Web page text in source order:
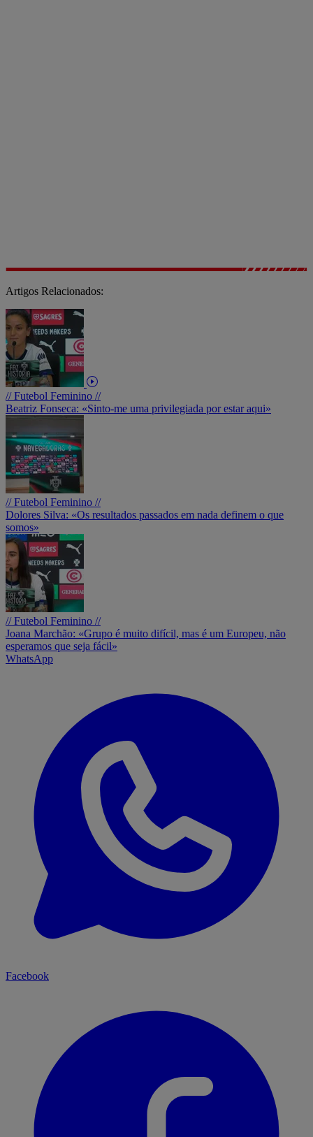
Artigos Relacionados:
// Futebol Feminino //
Beatriz Fonseca: «Sinto-me uma privilegiada por estar aqui»
// Futebol Feminino //
Dolores Silva: «Os resultados passados em nada definem o que
somos»
// Futebol Feminino //
Joana Marchão: «Grupo é muito difícil, mas é um Europeu, não
esperamos que seja fácil»
WhatsApp
Facebook